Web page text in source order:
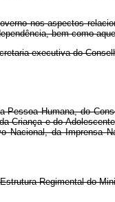
nos aspectos
bem como
executiva do
Humana, do
Criança e do
Nacional, da Imprensa
Regimental do